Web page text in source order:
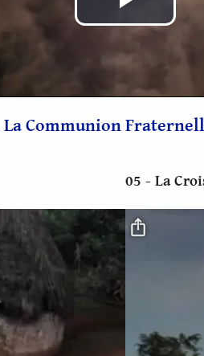
Lire
la
La Communion
05 - La
Fichier vidéo